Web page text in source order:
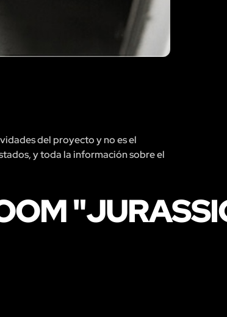
del proyecto y no es el
y toda la información sobre el